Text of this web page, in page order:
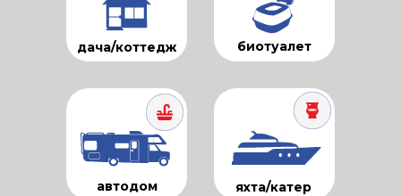
дача/коттедж биотуалет
автодом яхта/катер